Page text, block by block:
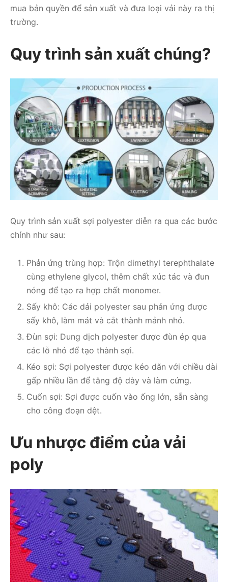
mua bản quyền để sản xuất và đưa loại vải này ra thị
trường.
Quy trình sản xuất chúng?
Quy trình sản xuất sợi polyester diễn ra qua các bước
chính như sau:
Phản ứng trùng hợp: Trộn dimethyl terephthalate
cùng ethylene glycol, thêm chất xúc tác và đun
nóng để tạo ra hợp chất monomer.
Sấy khô: Các dải polyester sau phản ứng được
sấy khô, làm mát và cắt thành mảnh nhỏ.
Đùn sợi: Dung dịch polyester được đùn ép qua
các lỗ nhỏ để tạo thành sợi.
Kéo sợi: Sợi polyester được kéo dãn với chiều dài
gấp nhiều lần để tăng độ dày và làm cứng.
Cuốn sợi: Sợi được cuốn vào ống lớn, sẵn sàng
cho công đoạn dệt.
Ưu nhược điểm của vải
poly